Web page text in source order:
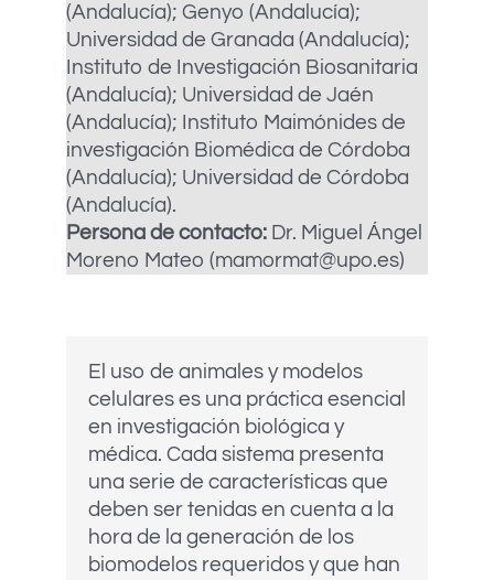
(Andalucía); Genyo (Andalucía);
Universidad de Granada (Andalucía);
Instituto de Investigación Biosanitaria
(Andalucía); Universidad de Jaén
(Andalucía); Instituto Maimónides de
investigación Biomédica de Córdoba
(Andalucía); Universidad de Córdoba
(Andalucía).
Persona de contacto: Dr. Miguel Ángel
Moreno Mateo (mamormat@upo.es)
El uso de animales y modelos
celulares es una práctica esencial
en investigación biológica y
médica. Cada sistema presenta
una serie de características que
deben ser tenidas en cuenta a la
hora de la generación de los
biomodelos requeridos y que han